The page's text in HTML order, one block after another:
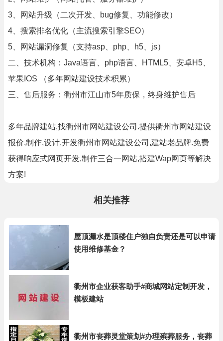
3、网站升级（二次开发、bug修复、功能修改）
4、搜索排名优化（主流搜索引擎SEO）
5、网站漏洞修复（支持asp、php、h5、js）
二、技术机构：Java语言、php语言、HTML5、安卓H5、
苹果IOS （多年网站建设技术积累）
三、售后服务：衢州市江山市5年质保，终身维护售后
多年品牌建站,找衢州市网站建设公司.提供衢州市网站建设
报价,制作,设计,开发衢州市网站建设公司,建站老品牌.免费
获得响应式网页开发,制作三合一网站,搭建Wap网页等解决
方案!
相关推荐
屋顶漏水是顶楼住户独自负责还是可以申请
使用维修基金？
衢州市企业获客助手#商城网站定制开发，
模板建站
衢州市丧葬灵堂策划#办理殡葬服务，丧葬